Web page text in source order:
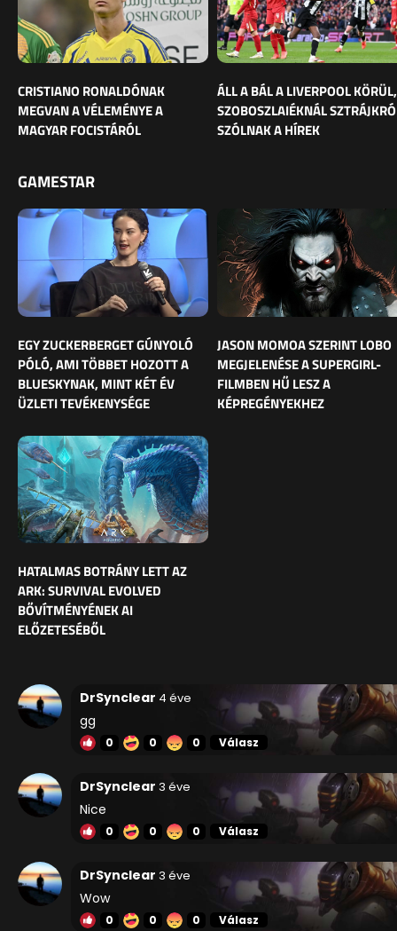
CRISTIANO RONALDÓNAK
MEGVAN A VÉLEMÉNYE A
MAGYAR FOCISTÁRÓL
ÁLL A BÁL A LIVERPOOL KÖRÜL,
SZOBOSZLAIÉKNÁL
SZÓLNAK A HÍREK
GAMESTAR
EGY ZUCKERBERGET GÚNYOLÓ
PÓLÓ, AMI TÖBBET HOZOTT A
BLUESKYNAK, MINT KÉT ÉV
ÜZLETI TEVÉKENYSÉGE
JASON MOMOA SZERINT LOBO
MEGJELENÉSE A SUPERGIRL-
FILMBEN HŰ LESZ A
KÉPREGÉNYEKHEZ
HATALMAS BOTRÁNY LETT AZ
ARK: SURVIVAL EVOLVED
BŐVÍTMÉNYÉNEK AI
ELŐZETESÉBŐL
DrSynclear 4 éve
gg
0 0 0 Válasz
DrSynclear 3 éve
Nice
0 0 0 Válasz
DrSynclear 3 éve
Wow
0 0 0 Válasz